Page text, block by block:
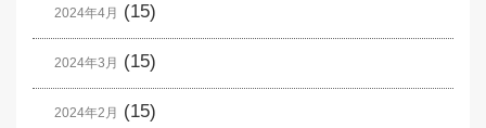
2024年4月 (15)
2024年3月 (15)
2024年2月 (15)